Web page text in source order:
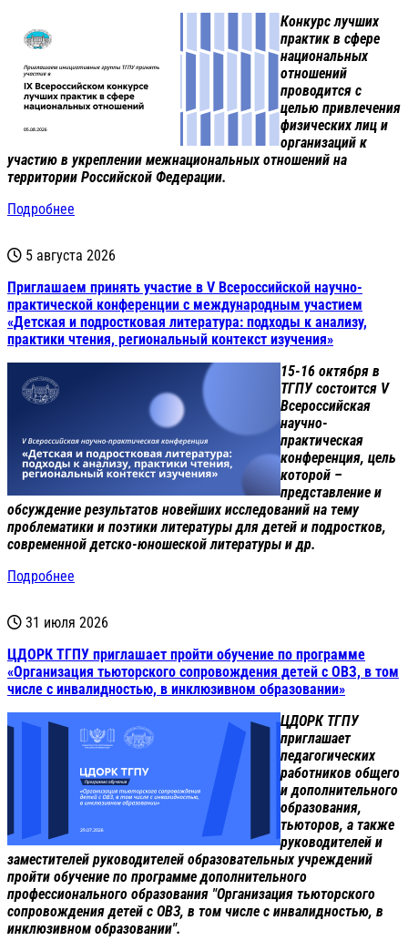
Конкурс лучших
практик в сфере
национальных
отношений
проводится с
целью привлечения
физических лиц и
организаций к
участию в укреплении межнациональных отношений на
территории Российской Федерации.
Подробнее
5 августа 2026
Приглашаем принять участие в V Всероссийской научно-
практической конференции с международным участием
«Детская и подростковая литература: подходы к анализу,
практики чтения, региональный контекст изучения»
15-16 октября в
ТГПУ состоится V
Всероссийская
научно-
практическая
конференция, цель
которой –
представление и
обсуждение результатов новейших исследований на тему
проблематики и поэтики литературы для детей и подростков,
современной детско-юношеской литературы и др.
Подробнее
31 июля 2026
ЦДОРК ТГПУ приглашает пройти обучение по программе
«Организация тьюторского сопровождения детей с ОВЗ, в том
числе с инвалидностью, в инклюзивном образовании»
ЦДОРК ТГПУ
приглашает
педагогических
работников общего
и дополнительного
образования,
тьюторов, а также
руководителей и
заместителей руководителей образовательных учреждений
пройти обучение по программе дополнительного
профессионального образования "Организация тьюторского
сопровождения детей с ОВЗ, в том числе с инвалидностью, в
инклюзивном образовании".